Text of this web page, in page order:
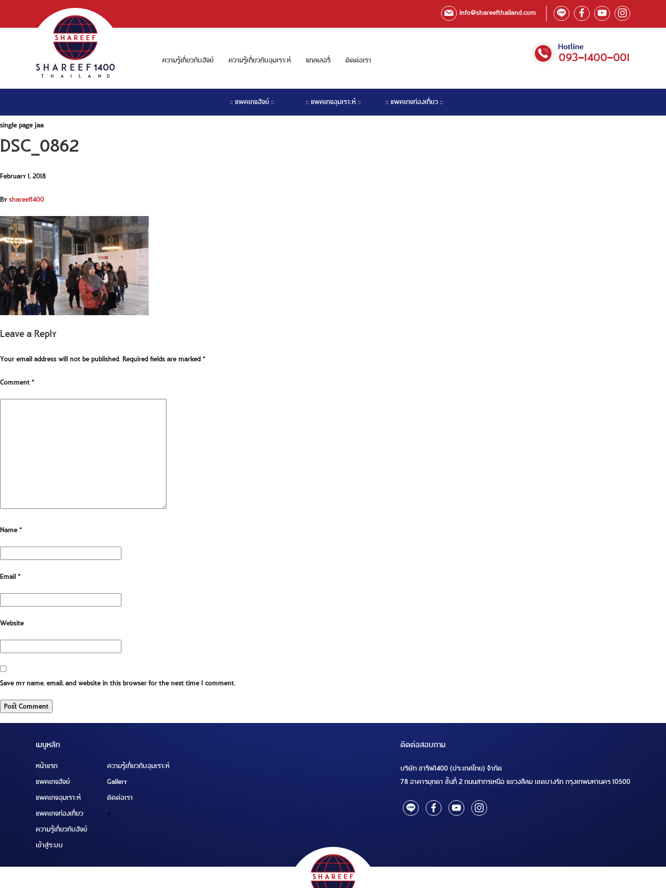
info@shareefthailand.com
ความรู้เกี่ยวกับฮัจย์ ความรู้เกี่ยวกับอุมเราะห์ แกลเลอรี่ ติดต่อเรา
:: แพคเกจฮัจย์ :: :: แพคเกจอุมเราะห์ :: :: แพคเกจท่องเที่ยว ::
single page jaa
DSC_0862
February 1, 2018
Byshareef1400
Leave a Reply
Your email address will not be published.Required fields are marked*
Comment*
Name*
Email*
Website
Save my name, email, and website in this browser for the next time I comment.
เมนูหลัก
หน้าแรก
แพคเกจฮัจย์
แพคเกจอุมเราะห์
แพคเกจท่องเที่ยว
ความรู้เกี่ยวกับฮัจย์
เข้าสู่ระบบ
ความรู้เกี่ยวกับอุมเราะห์
Gallery
ติดต่อเรา
>
ติดต่อสอบถาม
บริษัท ชารีฟ1400 (ประเทศไทย) จำกัด
78 อาคารมุกดา ชั้นที่ 2 ถนนสาทรเหนือ แขวงสีลม เขตบางรัก กรุงเทพมหานคร 10500